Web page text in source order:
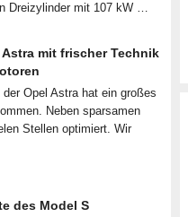
Dreizylinder mit 107 kW …
mit frischer Technik
Opel Astra hat ein großes
Neben sparsamen
Stellen optimiert. Wir
des Model S